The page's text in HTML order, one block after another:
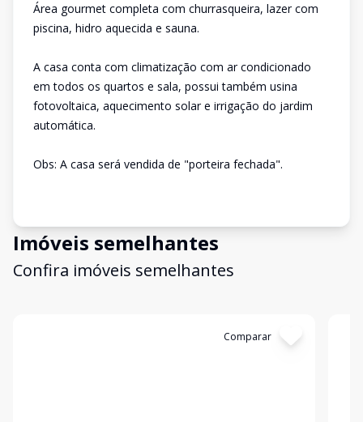
Área gourmet completa com churrasqueira, lazer com
piscina, hidro aquecida e sauna.
A casa conta com climatização com ar condicionado
em todos os quartos e sala, possui também usina
fotovoltaica, aquecimento solar e irrigação do jardim
automática.
Obs: A casa será vendida de "porteira fechada".
Imóveis semelhantes
Confira imóveis semelhantes
Comparar